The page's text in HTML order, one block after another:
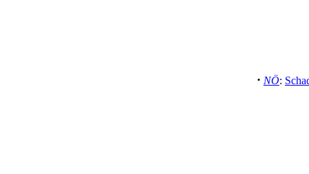
· NÖ: